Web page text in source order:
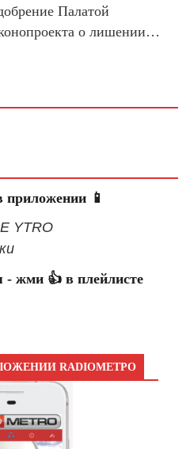
Палатой
о лишении…
📱
YTRO
- жми 👍 в плейлисте
RADIOМЕТРО